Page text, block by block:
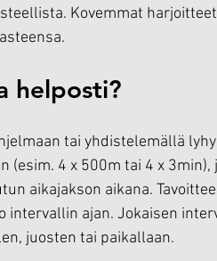
Kovemmat
helposti?
tai yhdistelemällä
4 x 500m tai 4 x 3min),
aikajakson aikana.
intervallin ajan. Jokaisen
juosten tai paikallaan.